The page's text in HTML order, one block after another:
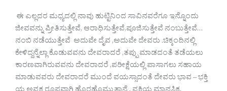
ಈ ಎಲ್ಲದರ ಮಧ್ಯದಲ್ಲಿ ನಾವು ಹುಟ್ಟಿನಿಂದ ಸಾವಿನವರೆಗೂ ಇನ್ನೊಂದು
ಜೀವವನ್ನು ಪ್ರೀತಿಸುತ್ತೇವೆ, ಆರಾಧಿಸುತ್ತೇವೆ,ಪೂಜಿಸುತ್ತೇವೆ ನಂಬುತ್ತೇವೆ…
ನಂಬಿ ನಡೆಯುತ್ತೇವೆ ಅದುವೇ ದೈವ ,ಅದುವೇ ದೇವರು .ಚಿಕ್ಕಂದಿನಲ್ಲಿ
ಕೇಳಿದ್ದನ್ನೆಲ್ಲಾ ಕೊಡುವವನು ದೇವರಾದರೆ ,ತಪ್ಪು ಮಾಡದಂತೆ ತಡೆಯಲು
ಕಾರಣವಾಗಿರುವವನು ದೇವರಾದರೆ ,ಪರೀಕ್ಷೆಯಲ್ಲಿ ಪಾಸಾಗಲು ಸಹಾಯ
ಮಾಡುವವರು ದೇವರಾದರೆ ಮುಂದೆ ವಯಸ್ಸಾದಂತೆ ದೇವರು ಭಾವ – ಭಕ್ತಿ